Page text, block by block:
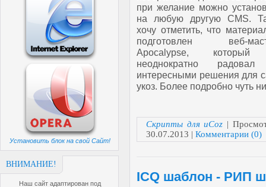
Установить блок на свой Сайт!
ВНИМАНИЕ!
Наш сайт адаптирован под
при желание можно
на любую другую CMS.
хочу отметить, что
подготовлен веб-
Apocalypse,
неоднократно
интересными решения для
укоз. Более подробно чуть
Скрипты для uCoz |
30.07.2013 | Комментарии (0)
ICQ шаблон - РИП